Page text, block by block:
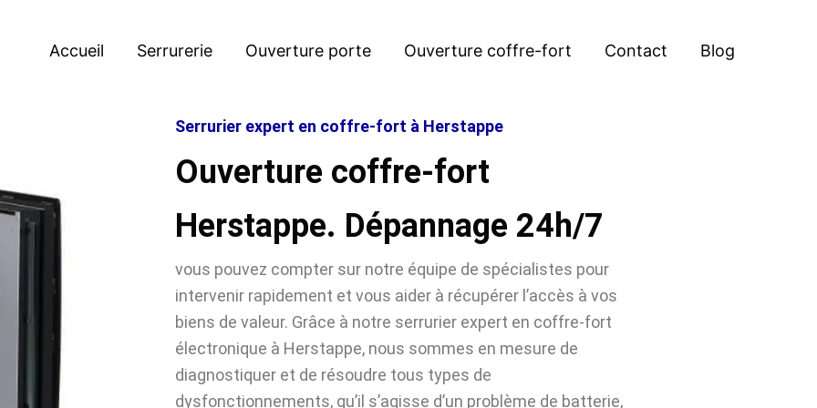
Accueil Serrurerie Ouverture porte Ouverture coffre-fort Contact Blog
Serrurier expert en coffre-fort à Herstappe
Ouverture coffre-fort
Herstappe. Dépannage 24h/7
vous pouvez compter sur notre équipe de spécialistes pour
intervenir rapidement et vous aider à récupérer l’accès à vos
biens de valeur. Grâce à notre serrurier expert en coffre-fort
électronique à Herstappe, nous sommes en mesure de
diagnostiquer et de résoudre tous types de
dysfonctionnements, qu’il s’agisse d’un problème de batterie,